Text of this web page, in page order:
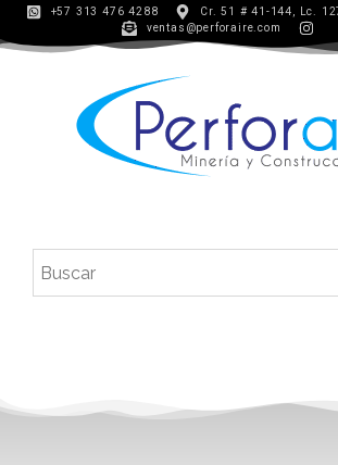
+57 313 476 4288
Cr. 51 # 41-144, Lc.
ventas@perforaire.com